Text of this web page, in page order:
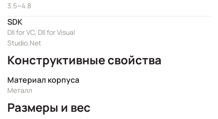
3.5~4.8
SDK
Dll for VC, Dll for Visual
Studio.Net
Конструктивные свойства
Материал корпуса
Металл
Размеры и вес